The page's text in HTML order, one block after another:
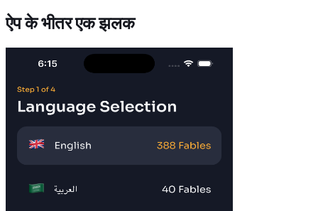
ऐप के भीतर एक झलक